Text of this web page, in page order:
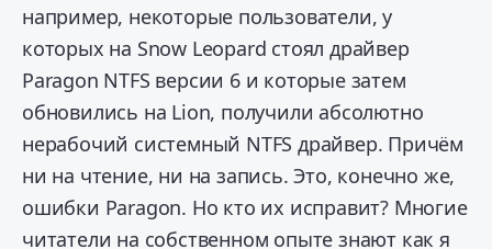
например, некоторые пользователи, у
которых на Snow Leopard стоял драйвер
Paragon NTFS версии 6 и которые затем
обновились на Lion, получили абсолютно
нерабочий системный NTFS драйвер. Причём
ни на чтение, ни на запись. Это, конечно же,
ошибки Paragon. Но кто их исправит? Многие
читатели на собственном опыте знают как я